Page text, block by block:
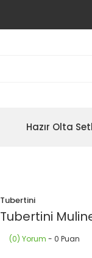
Hazır Olta
Tubertini
Tubertini
(0) Yorum - 0 Puan